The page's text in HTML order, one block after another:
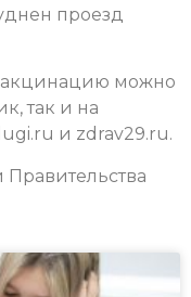
проезд
можно
так и на
и zdrav29.ru.